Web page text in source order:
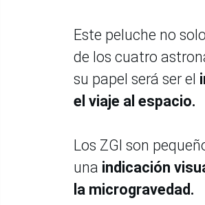
Este peluche no
de los cuatro
su papel será ser el
el viaje al espacio.
Los ZGI son
una indicación
la microgravedad.